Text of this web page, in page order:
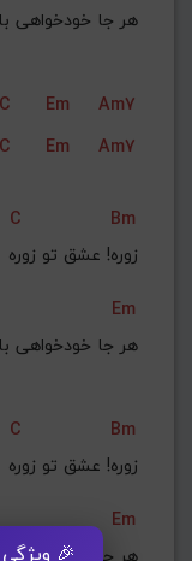
هر جا خودخواهی
C Em
Am7
C Em Am7
C
Bm
زوره! عشق تو
Em
هر جا خودخواهی
C
Bm
زوره! عشق تو
Em